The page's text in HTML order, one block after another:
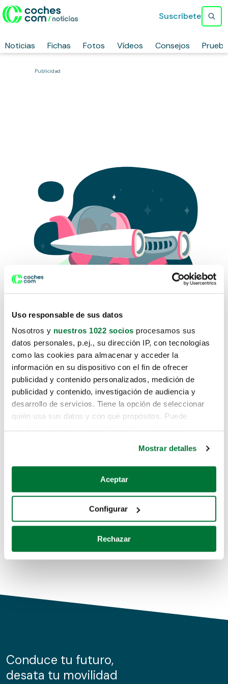
Uso responsable de sus datos
Nosotros y nuestros 1022 socios procesamos sus
datos personales, p.ej., su dirección IP, con tecnologías
como las cookies para almacenar y acceder la
información en su dispositivo con el fin de ofrecer
publicidad y contenido personalizados, medición de
publicidad y contenido, investigación de audiencia y
desarrollo de servicios. Tiene la opción de seleccionar
quién usa sus datos y con qué propósitos. Puede
Si lo permite, también quisiéramos:
Recopilar información sobre su ubicación geográfica
Identificar su dispositivo analizándolo activamente
para buscar características específicas (huellas
Obtenga más información sobre cómo se procesan sus
de cookies.
información sobre el uso que haga del sitio web con
nuestros partners de redes sociales, publicidad y análisis
Mostrar detalles
Aceptar
Configurar
Rechazar
Noticias Fichas Fotos Vídeos Consejos
Suscríbete
Publicidad
Lo sentimos, no sabemos como
te hemos traido hasta aquí.
Pero puedes encontrar el coche que estás
buscando en alguno de estos enlaces:
Coches de segunda mano
Coches de km0
Conduce tu futuro,
desata tu movilidad